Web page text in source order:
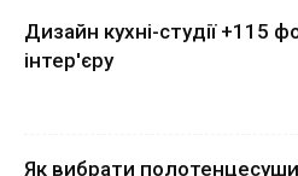
Дизайн кухні-студії +115
інтер'єру
Як вибрати